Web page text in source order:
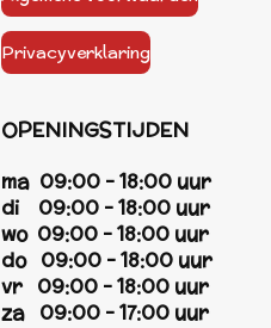
Privacyverklaring
OPENINGSTIJDEN
ma 09:00 - 18:00 uur
di 09:00 - 18:00 uur
wo 09:00 - 18:00 uur
do 09:00 - 18:00 uur
vr 09:00 - 18:00 uur
za 09:00 - 17:00 uur